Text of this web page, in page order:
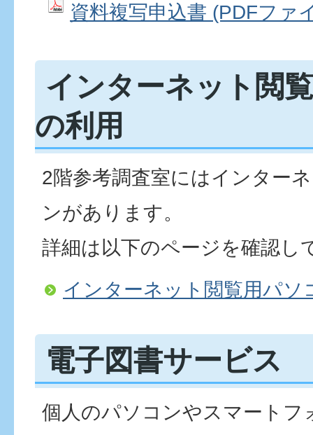
資料複写申込書 (PDFファ
インターネット閲
の利用
2階参考調査室にはインター
ンがあります。
詳細は以下のページを確認し
インターネット閲覧用パソ
電子図書サービス
個人のパソコンやスマートフ